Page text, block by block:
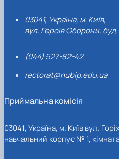
03041, Україна, м. Київ,
вул. Героїв Оборони, буд.
(044) 527-82-42
rectorat@nubip.edu.ua
Приймальна комісія
03041, Україна, м. Київ вул.
навчальний корпус № 1,